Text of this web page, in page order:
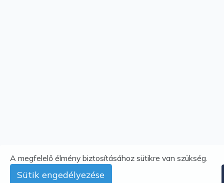
A megfelelő élmény biztosításához sütikre van szükség.
Sütik engedélyezése